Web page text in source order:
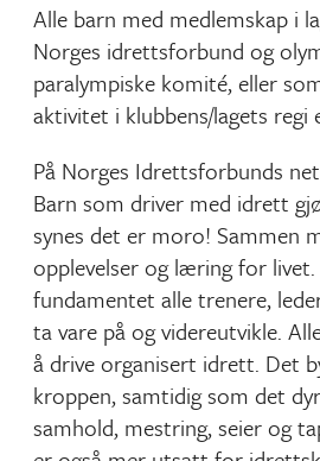
Alle barn med medlemskap i
Norges idrettsforbund og
paralympiske komité, eller
aktivitet i klubbens/lagets regi
På Norges Idrettsforbunds
Barn som driver med idrett
synes det er moro! Sammen
opplevelser og læring for
fundamentet alle trenere,
ta vare på og videreutvikle.
å drive organisert idrett. Det
kroppen, samtidig som det
samhold, mestring, seier og